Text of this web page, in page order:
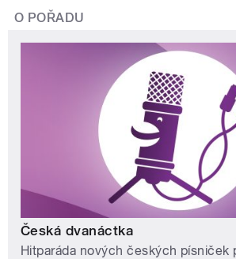
O POŘADU
Česká dvanáctka
Hitparáda nových českých písniček